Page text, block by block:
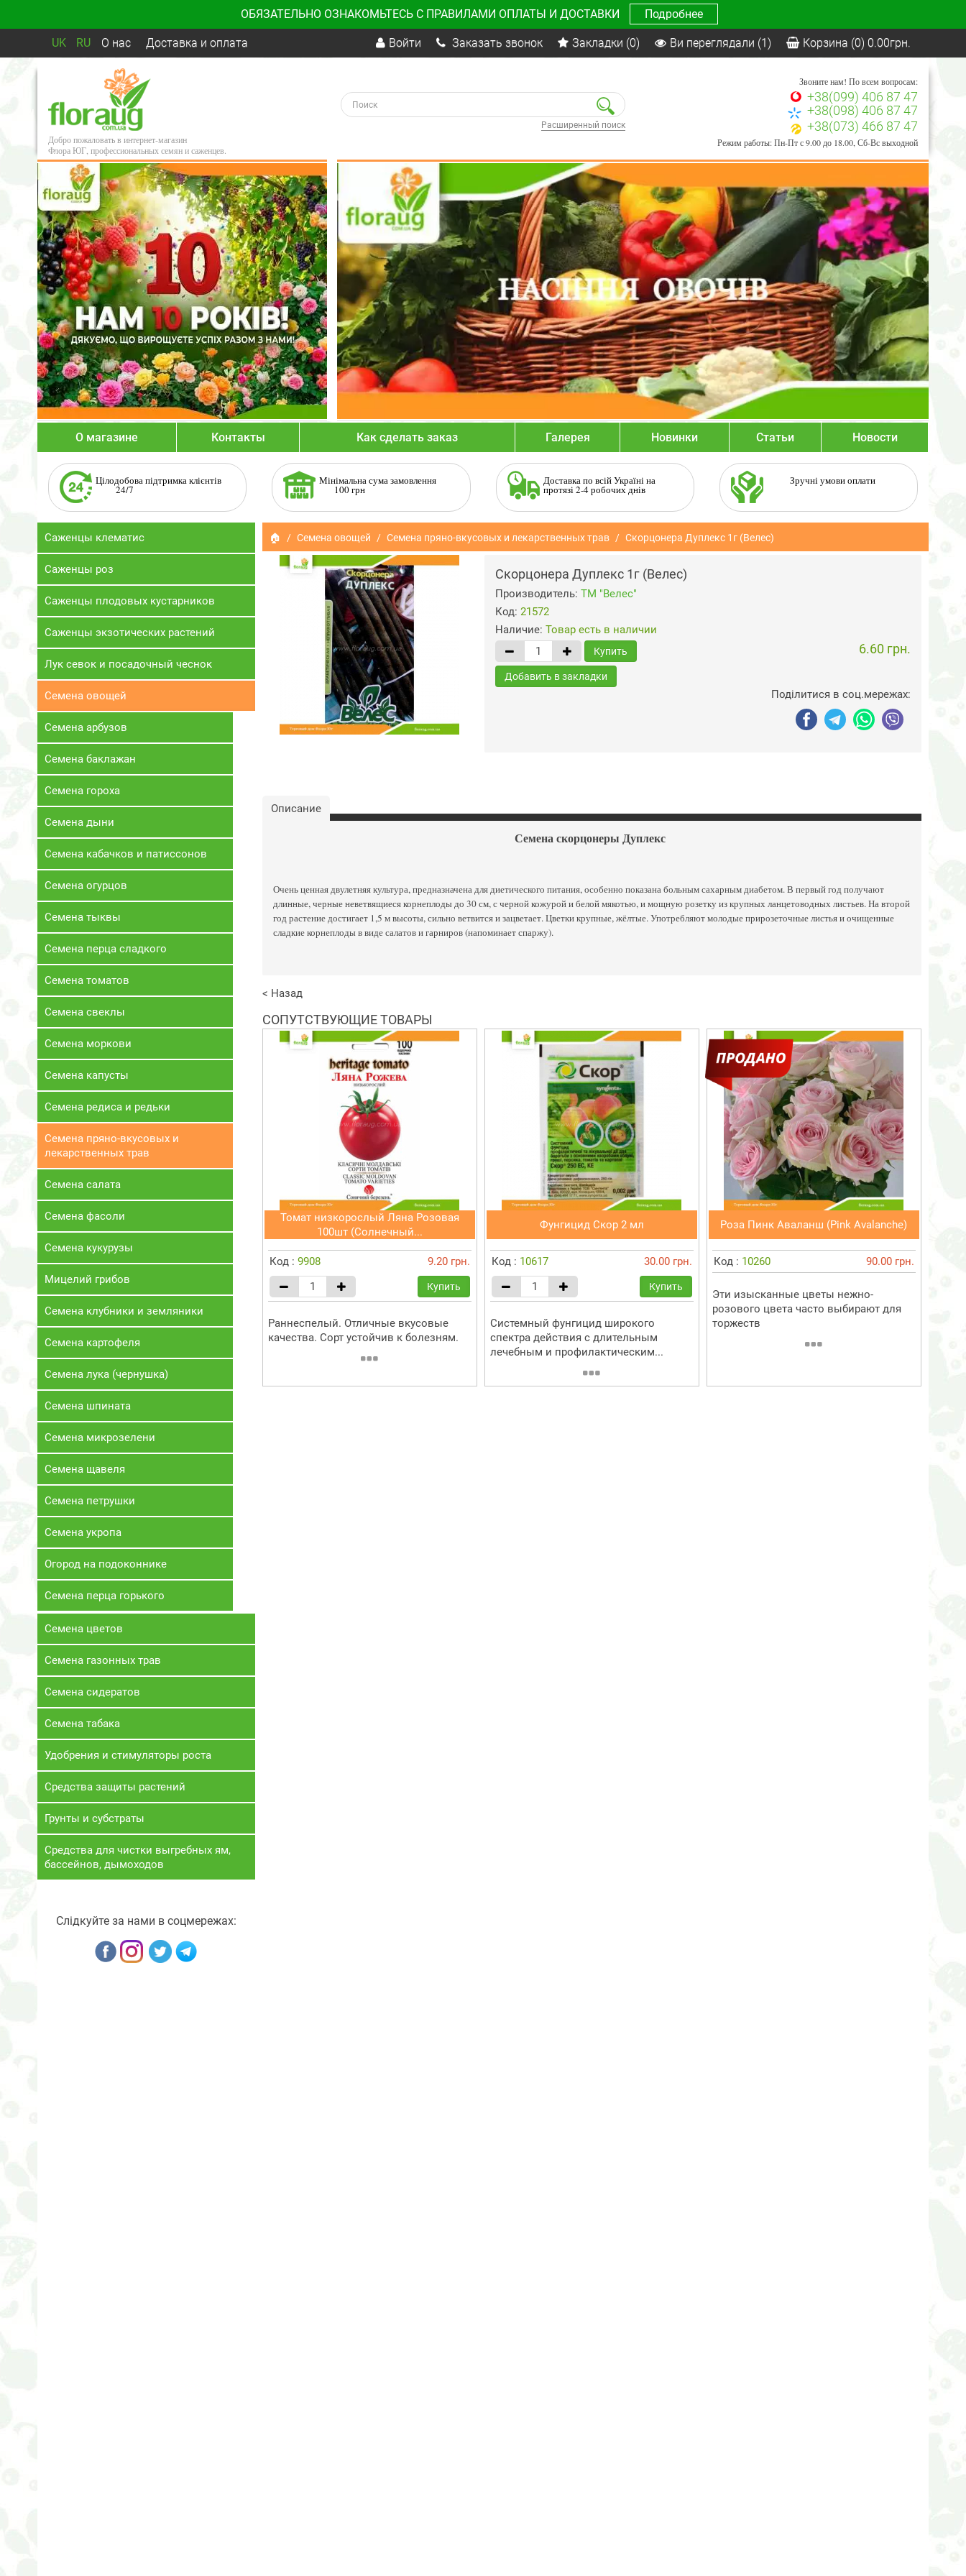
ОБЯЗАТЕЛЬНО ОЗНАКОМЬТЕСЬ С ПРАВИЛАМИ ОПЛАТЫ И ДОСТАВКИ Подробнее
UK RU О нас Доставка и оплата Войти Заказать звонок Закладки (0) Ви переглядали (1) Корзина (0) 0.00грн.
Добро пожаловать в интернет-магазин
Флора ЮГ, профессиональных семян и саженцев.
Расширенный поиск
Звоните нам! По всем вопросам:
+38(099) 406 87 47
+38(098) 406 87 47
+38(073) 466 87 47
Режим работы: Пн-Пт с 9.00 до 18.00, Сб-Вс выходной
О магазине Контакты Как сделать заказ Галерея Новинки Статьи Новости
Цілодобова підтримка клієнтів
24/7
Мінімальна сума замовлення
100 грн
Доставка по всій Україні на
протязі 2-4 робочих днів
Зручні умови оплати
Саженцы клематис
Саженцы роз
Саженцы плодовых кустарников
Саженцы экзотических растений
Лук севок и посадочный чеснок
Семена овощей
Семена арбузов
Семена баклажан
Семена гороха
Семена дыни
Семена кабачков и патиссонов
Семена огурцов
Семена тыквы
Семена перца сладкого
Семена томатов
Семена свеклы
Семена моркови
Семена капусты
Семена редиса и редьки
Семена пряно-вкусовых и
лекарственных трав
Семена салата
Семена фасоли
Семена кукурузы
Мицелий грибов
Семена клубники и земляники
Семена картофеля
Семена лука (чернушка)
Семена шпината
Семена микрозелени
Семена щавеля
Семена петрушки
Семена укропа
Огород на подоконнике
Семена перца горького
Семена цветов
Семена газонных трав
Семена сидератов
Семена табака
Удобрения и стимуляторы роста
Средства защиты растений
Грунты и субстраты
Средства для чистки выгребных ям,
бассейнов, дымоходов
Слідкуйте за нами в соцмережах:
🏠 Семена овощей Семена пряно-вкусовых и лекарственных трав Скорцонера Дуплекс 1г (Велес)
Скорцонера Дуплекс 1г (Велес)
Производитель: ТМ "Велес"
Код: 21572
Наличие: Товар есть в наличии
Купить 6.60 грн.
Добавить в закладки
Поділитися в соц.мережах:
Описание
Семена скорцонеры Дуплекс
Очень ценная двулетняя культура, предназначена для диетического питания, особенно показана больным сахарным диабетом. В первый год получают
длинные, черные неветвящиеся корнеплоды до 30 см, с черной кожурой и белой мякотью, и мощную розетку из крупных ланцетоводных листьев. На второй
год растение достигает 1,5 м высоты, сильно ветвится и зацветает. Цветки крупные, жёлтые. Употребляют молодые прирозеточные листья и очищенные
сладкие корнеплоды в виде салатов и гарниров (напоминает спаржу).
< Назад
СОПУТСТВУЮЩИЕ ТОВАРЫ
Томат низкорослый Ляна Розовая
100шт (Солнечный...
Код : 9908 9.20 грн.
Купить
Раннеспелый. Отличные вкусовые
качества. Сорт устойчив к болезням.
Фунгицид Скор 2 мл
Код : 10617 30.00 грн.
Купить
Системный фунгицид широкого
спектра действия с длительным
лечебным и профилактическим...
Роза Пинк Аваланш (Pink Avalanche)
Код : 10260 90.00 грн.
Эти изысканные цветы нежно-
розового цвета часто выбирают для
торжеств